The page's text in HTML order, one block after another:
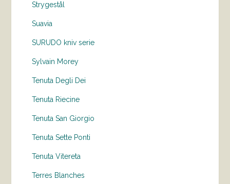
Strygestål
Suavia
SURUDO kniv serie
Sylvain Morey
Tenuta Degli Dei
Tenuta Riecine
Tenuta San Giorgio
Tenuta Sette Ponti
Tenuta Vitereta
Terres Blanches